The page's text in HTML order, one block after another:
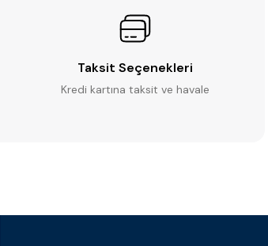
Taksit Seçenekleri
Kredi kartına taksit ve havale